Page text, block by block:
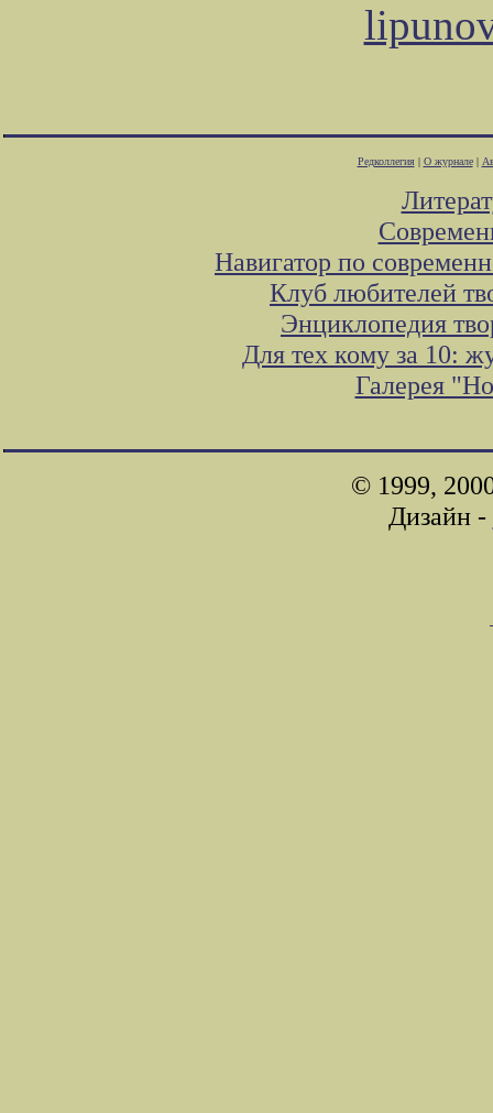
Редколлегия| О журнале|
Навигатор по
Клуб любителей
Энциклопедия
Для тех кому за 10:
Галерея
© 1999,
Дизайн -